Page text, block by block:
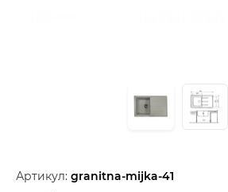
Артикул: granitna-mijka-41